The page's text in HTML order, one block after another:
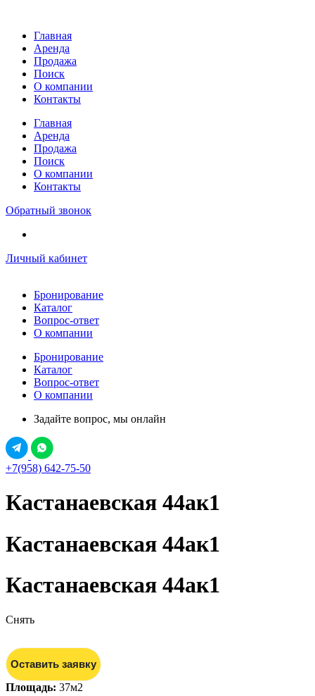
содержимому
Главная
Аренда
Продажа
Поиск
О компании
Контакты
Главная
Аренда
Продажа
Поиск
О компании
Контакты
Обратный звонок
Личный кабинет
Бронирование
Каталог
Вопрос-ответ
О компании
Бронирование
Каталог
Вопрос-ответ
О компании
Задайте вопрос, мы онлайн
+7(958) 642-75-50
Кастанаевская 44ак1
Кастанаевская 44ак1
Кастанаевская 44ак1
Снять
Оставить заявку
Площадь: 37м2